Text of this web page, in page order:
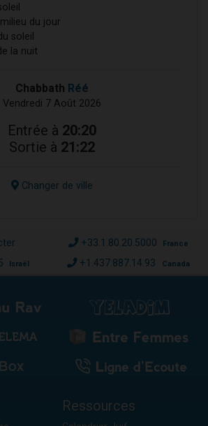
du jour
soleil
la nuit
Chabbath Réé
Vendredi 7 Août 2026
Entrée à 20:20
Sortie à 21:22
Changer de ville
+33.1.80.20.5000 France
Israël +1.437.887.14.93 Canada
Ressources